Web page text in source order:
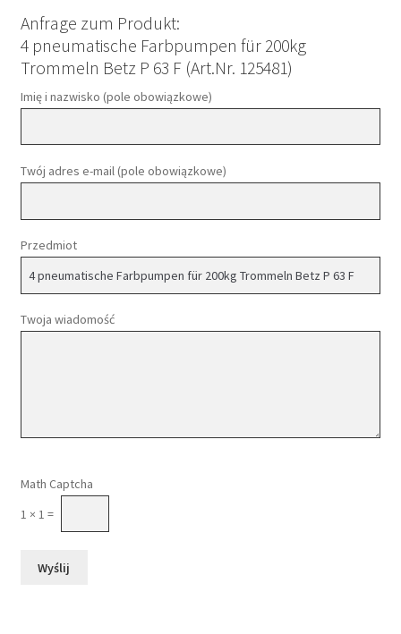
Anfrage zum Produkt:
4 pneumatische Farbpumpen für 200kg
Trommeln Betz P 63 F (Art.Nr. 125481)
Imię i nazwisko (pole obowiązkowe)
Twój adres e-mail (pole obowiązkowe)
Przedmiot
Twoja wiadomość
Math Captcha
1 × 1 =